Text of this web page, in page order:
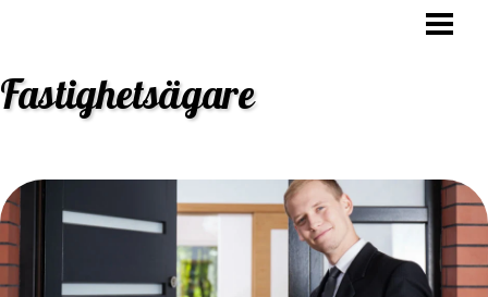
STAMBYTE
BLOGG
Fastighetsägare